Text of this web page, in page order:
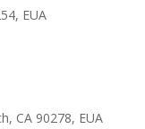
EUA
CA 90278, EUA